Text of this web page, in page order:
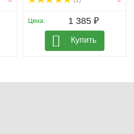
Цена: 1 385 ₽
Купить